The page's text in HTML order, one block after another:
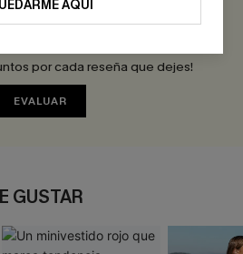
por cada reseña que dejes!
EVALUAR
GUSTAR
AQUÍ